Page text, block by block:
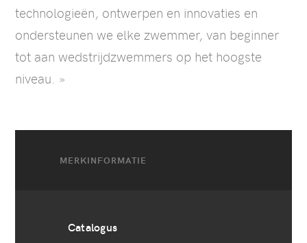
technologieën, ontwerpen en innovaties en
ondersteunen we elke zwemmer, van beginner
tot aan wedstrijdzwemmers op het hoogste
niveau. »
MERKINFORMATIE
Catalogus